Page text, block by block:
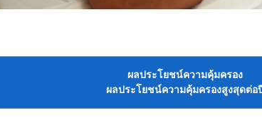
ผลประโยชน์ความคุ้มครอง
ผลประโยชน์ความคุ้มครองสูงสุดต่อ